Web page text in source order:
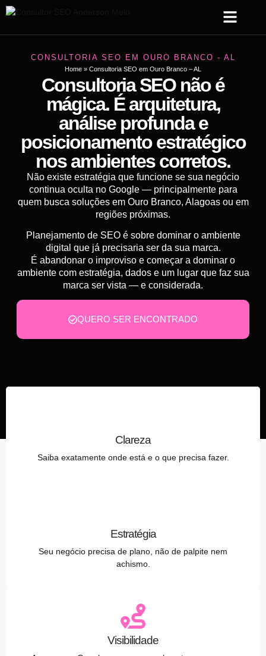
CONSULTORIA SEO EM OURO BRANCO - AL
Home » Consultoria SEO em Ouro Branco – AL
Consultoria SEO não é
mágica. É arquitetura,
análise profunda e
posicionamento estratégico
nos ambientes corretos.
Não existe estratégia que funcione se sua negócio
continua oculta no Google — principalmente para
quem busca soluções em Ouro Branco, Alagoas ou em
regiões próximas.
Planejamento de SEO é sobre dominar o ambiente
digital que já precisaria ser da sua marca.
É abandonar o improviso e começar a dominar o
ambiente com estratégia, dados e um lugar que faz sua
marca ser vista — e considerada.
QUERO SER ENCONTRADO
Clareza
Saiba exatamente onde está e o que precisa fazer.
Estratégia
Seu negócio precisa de plano, não de palpite nem
achismo.
Visibilidade